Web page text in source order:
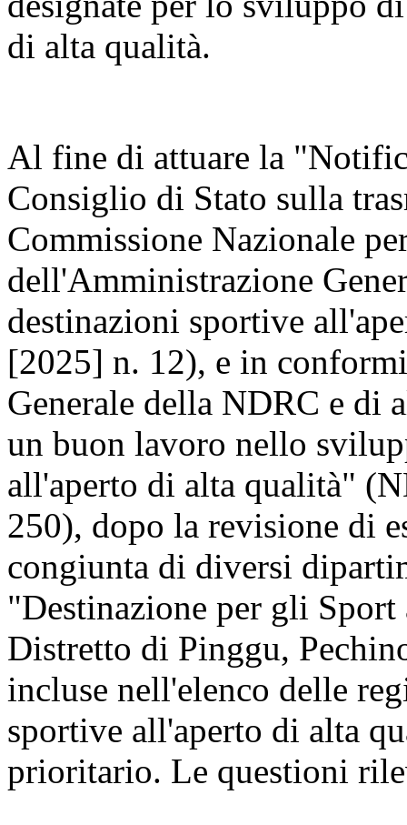
di alta qualità.
Al fine di attuare la
Consiglio di Stato sulla
Commissione Nazionale
dell'Amministrazione
destinazioni sportive
[2025] n. 12), e in
Generale della NDRC e di
un buon lavoro nello
all'aperto di alta qualità"
250), dopo la revisione di
congiunta di diversi
"Destinazione per gli
Distretto di Pinggu,
incluse nell'elenco delle
sportive all'aperto di alta
prioritario. Le questioni